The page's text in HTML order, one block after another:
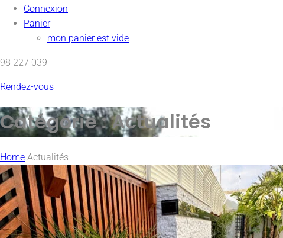
Connexion
Panier
mon panier est vide
98 227 039
Rendez-vous
Catégorie :Actualités
Home Actualités